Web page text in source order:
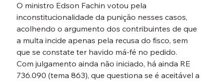
O ministro Edson Fachin votou pela
inconstitucionalidade da punição nesses casos,
acolhendo o argumento dos contribuintes de que
a multa incide apenas pela recusa do fisco, sem
que se constate ter havido má-fé no pedido.
Com julgamento ainda não iniciado, há ainda RE
736.090 (tema 863), que questiona se é aceitável a